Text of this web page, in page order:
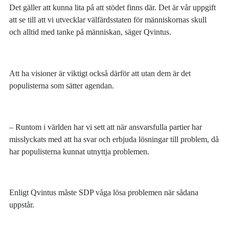
Det gäller att kunna lita på att stödet finns där. Det är vår uppgift
att se till att vi utvecklar välfärdsstaten för människornas skull
och alltid med tanke på människan, säger Qvintus.
Att ha visioner är viktigt också därför att utan dem är det
populisterna som sätter agendan.
– Runtom i världen har vi sett att när ansvarsfulla partier har
misslyckats med att ha svar och erbjuda lösningar till problem, då
har populisterna kunnat utnyttja problemen.
Enligt Qvintus måste SDP våga lösa problemen när sådana
uppstår.